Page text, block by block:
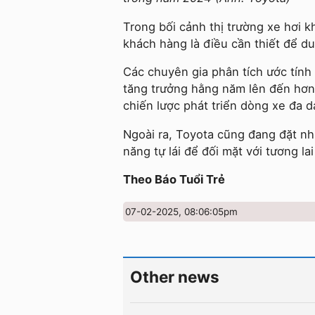
Trong bối cảnh thị trường xe hơi
khách hàng là điều cần thiết để
Các chuyên gia phân tích ước
tăng trưởng hằng năm lên đến
chiến lược phát triển dòng xe đa
Ngoài ra, Toyota cũng đang đặt
năng tự lái để đối mặt với tương
Theo Báo Tuổi Trẻ
07-02-2025, 08:06:05pm
Other news